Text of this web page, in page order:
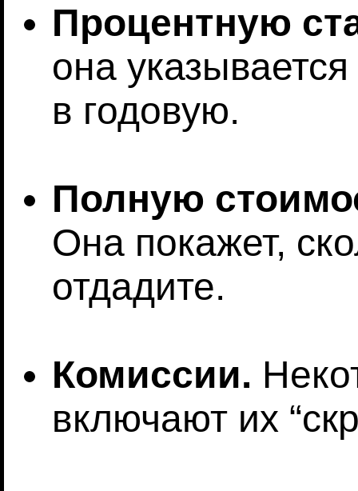
Процентную
она
в годовую.
Полную
Она покажет,
отдадите.
Комиссии.
включают их